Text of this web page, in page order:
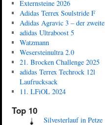
Externsteine 2026
Adidas Terrex Soulstride F
Adidas Agravic 3 – der zweite
adidas Ultraboost 5
Watzmann
Wesersteinultra 2.0
21. Brocken Challenge 2025
adidas Terrex Techrock 12l
Laufrucksack
11. LFiOL 2024
Top 10
Silvesterlauf in Petze